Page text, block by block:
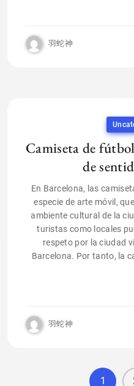
羽蛇神
Camiseta de
de
En Barcelona, las
especie de arte móvil,
ambiente cultural de la
turistas como locales
respeto por la ciudad
Barcelona. Por tanto, la
羽蛇神
1